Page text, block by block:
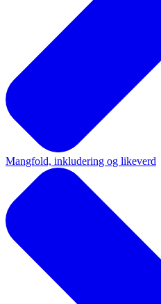
Mangfold, inkludering og likeverd